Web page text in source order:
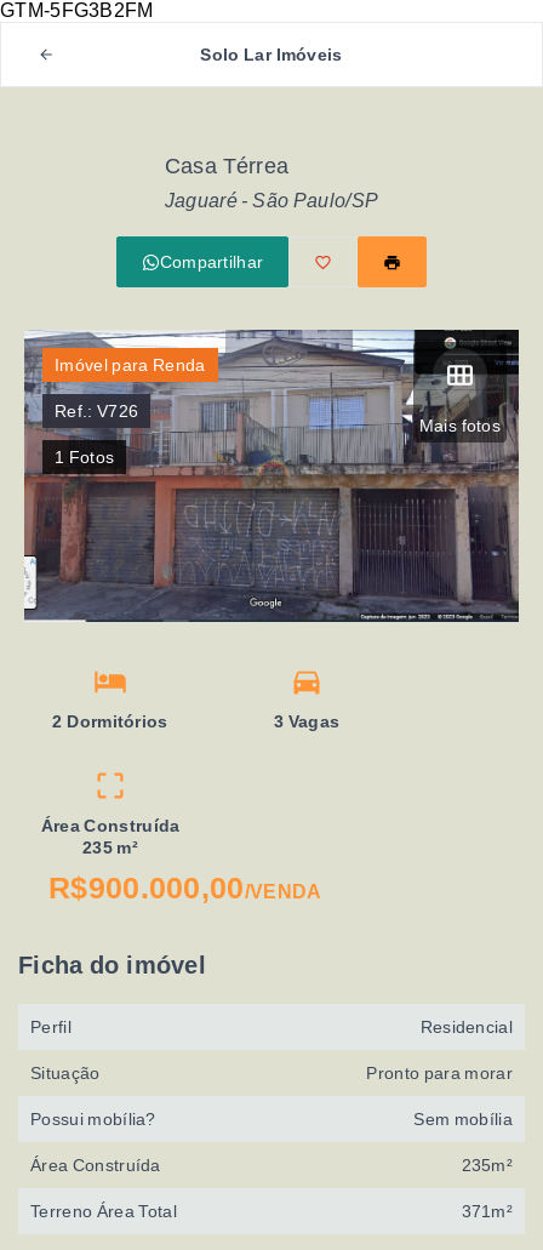
GTM-5FG3B2FM
Solo Lar Imóveis
Casa Térrea
Jaguaré - São Paulo/SP
Compartilhar
Mais fotos
Imóvel para Renda
Ref.:V726
1 Fotos
2 Dormitórios 3 Vagas
Área Construída
235 m²
R$900.000,00/VENDA
Ficha do imóvel
Perfil Residencial
Situação Pronto para morar
Possui mobília? Sem mobília
Área Construída 235m²
Terreno Área Total 371m²